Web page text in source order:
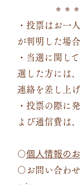
＊＊
・投票はお一
が判明した場
・当選に関し
選した方には
連絡を差し上げ
・投票の際に
よび通信費は
〇個人情報の
〇お問い合わ